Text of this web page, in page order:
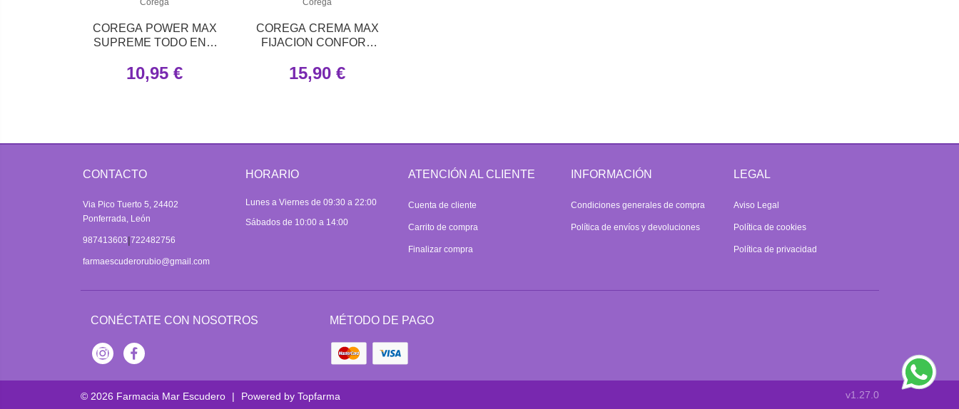
Corega
COREGA POWER MAX
SUPREME TODO EN 1
10,95 €
Corega
COREGA CREMA MAX
FIJACION CONFORT
15,90 €
CONTACTO
Via Pico Tuerto 5, 24402
Ponferrada, León
987413603|722482756
farmaescuderorubio@gmail.com
HORARIO
Lunes a Viernes de 09:30 a 22:00
Sábados de 10:00 a 14:00
ATENCIÓN AL CLIENTE
Cuenta de cliente
Carrito de compra
Finalizar compra
INFORMACIÓN
Condiciones generales de compra
Política de envíos y devoluciones
LEGAL
Aviso Legal
Política de cookies
Política de privacidad
CONÉCTATE CON NOSOTROS
InstagramFacebook
MÉTODO DE PAGO
© 2026 Farmacia Mar Escudero | Powered by Topfarma v1.27.0